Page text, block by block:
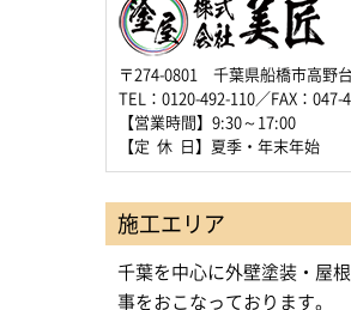
〒274-0801 千葉県船橋市高野
TEL：0120-492-110／FAX：047-
【営業時間】9:30～17:00
【定 休 日】夏季・年末年始
施工エリア
千葉を中心に外壁塗装・屋
事をおこなっております。